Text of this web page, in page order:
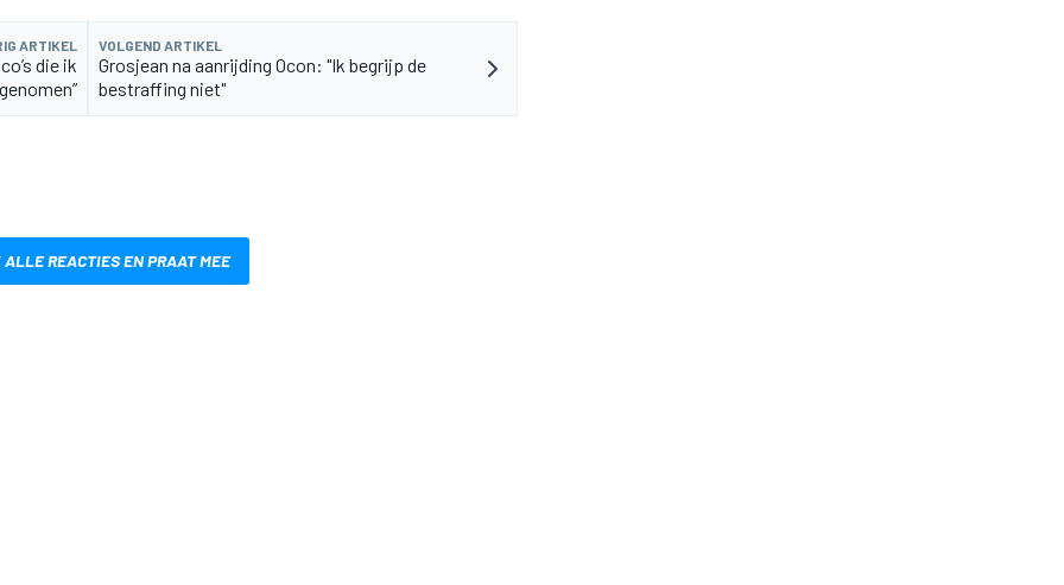
ARTIKEL
die ik
VOLGEND ARTIKEL
Grosjean na aanrijding Ocon: "Ik begrijp de
bestraffing niet"
REACTIES EN PRAAT MEE